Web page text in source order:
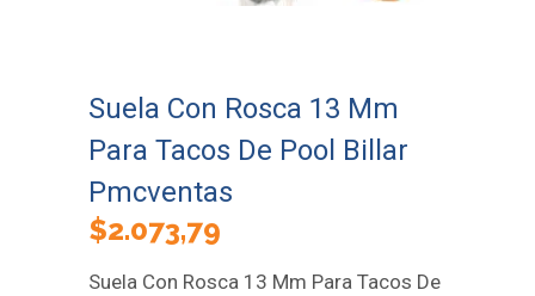
Suela Con Rosca 13 Mm
Para Tacos De Pool Billar
Pmcventas
$2.073,79
Suela Con Rosca 13 Mm Para Tacos De